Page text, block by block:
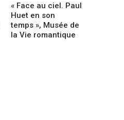
« Face au ciel. Paul
Huet en son
temps », Musée de
la Vie romantique